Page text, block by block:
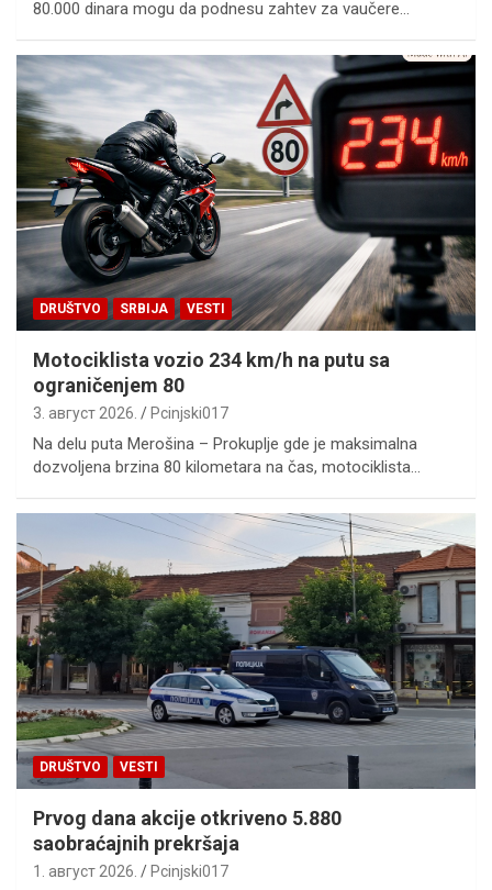
80.000 dinara mogu da podnesu zahtev za vaučere…
DRUŠTVO SRBIJA VESTI
Motociklista vozio 234 km/h na putu sa
ograničenjem 80
3. август 2026. Pcinjski017
Na delu puta Merošina – Prokuplje gde je maksimalna
dozvoljena brzina 80 kilometara na čas, motociklista…
DRUŠTVO VESTI
Prvog dana akcije otkriveno 5.880
saobraćajnih prekršaja
1. август 2026. Pcinjski017